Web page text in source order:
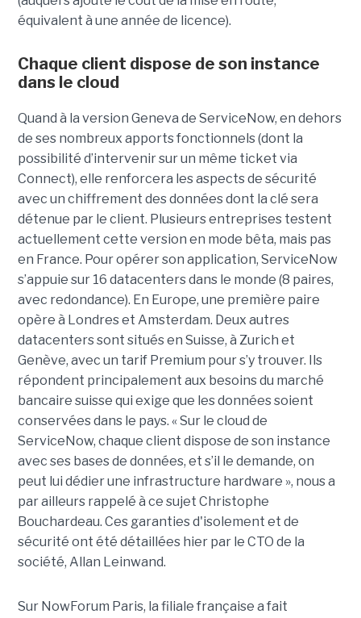
équivalent à une année de licence).
Chaque client dispose de son instance
dans le cloud
Quand à la version Geneva de ServiceNow, en dehors
de ses nombreux apports fonctionnels (dont la
possibilité d’intervenir sur un même ticket via
Connect), elle renforcera les aspects de sécurité
avec un chiffrement des données dont la clé sera
détenue par le client. Plusieurs entreprises testent
actuellement cette version en mode bêta, mais pas
en France. Pour opérer son application, ServiceNow
s’appuie sur 16 datacenters dans le monde (8 paires,
avec redondance). En Europe, une première paire
opère à Londres et Amsterdam. Deux autres
datacenters sont situés en Suisse, à Zurich et
Genève, avec un tarif Premium pour s’y trouver. Ils
répondent principalement aux besoins du marché
bancaire suisse qui exige que les données soient
conservées dans le pays. « Sur le cloud de
ServiceNow, chaque client dispose de son instance
avec ses bases de données, et s’il le demande, on
peut lui dédier une infrastructure hardware », nous a
par ailleurs rappelé à ce sujet Christophe
Bouchardeau. Ces garanties d'isolement et de
sécurité ont été détaillées hier par le CTO de la
société, Allan Leinwand.
Sur NowForum Paris, la filiale française a fait